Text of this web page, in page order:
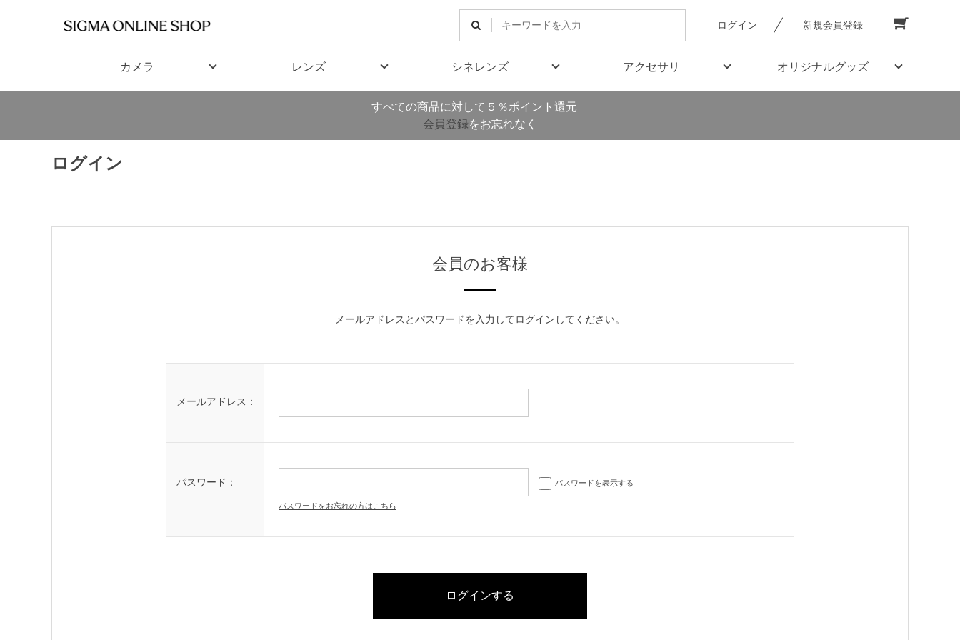
ログイン 新規会員登録
カメラ レンズ シネレンズ アクセサリ オリジナルグッズ
すべての商品に対して５％ポイント還元
会員登録をお忘れなく
ログイン
会員のお客様
メールアドレスとパスワードを入力してログインしてください。
メールアドレス：
パスワード： パスワードを表示する
パスワードをお忘れの方はこちら